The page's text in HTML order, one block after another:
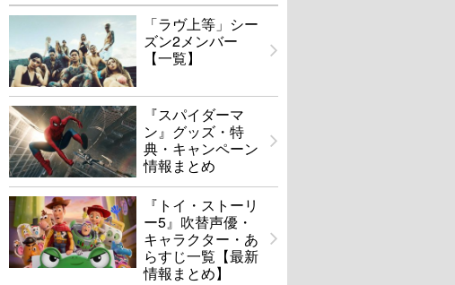
「ラヴ上等」シー
ズン2メンバー
【一覧】
『スパイダーマ
ン』グッズ・特
典・キャンペーン
情報まとめ
『トイ・ストーリ
ー5』吹替声優・
キャラクター・あ
らすじ一覧【最新
情報まとめ】